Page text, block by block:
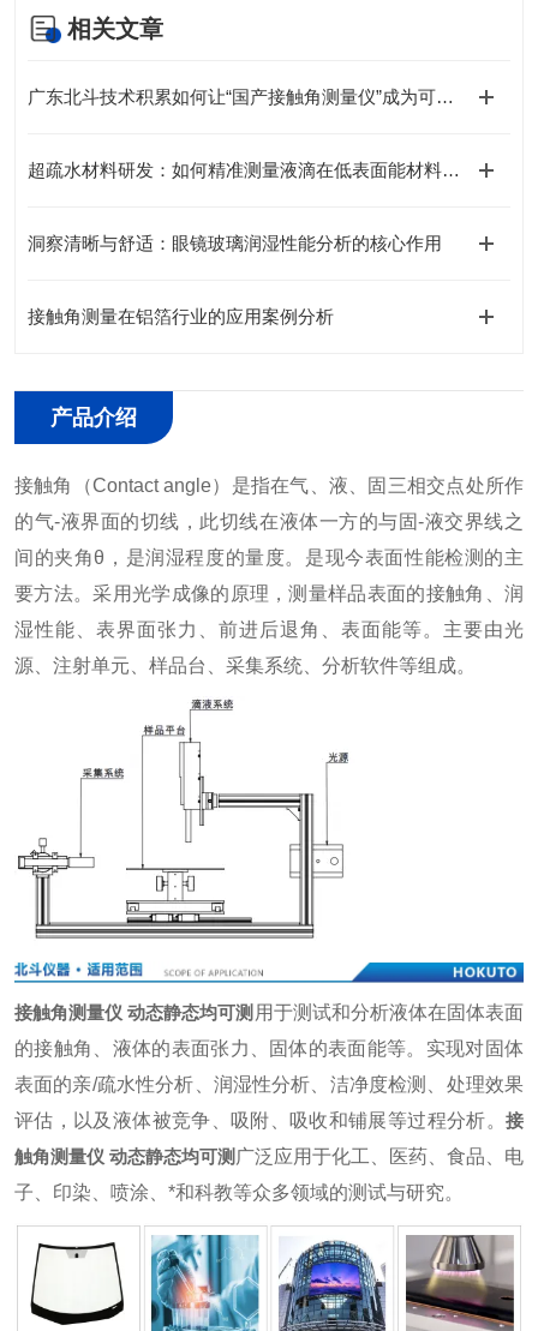
相关文章
广东北斗技术积累如何让“国产接触角测量仪”成为可靠选择
超疏水材料研发：如何精准测量液滴在低表面能材料上的“滚动角”？
洞察清晰与舒适：眼镜玻璃润湿性能分析的核心作用
接触角测量在铝箔行业的应用案例分析
产品介绍
接触角（Contact angle）是指在气、液、固三相交点处所作
的气-液界面的切线，此切线在液体一方的与固-液交界线之
间的夹角θ，是润湿程度的量度。是现今表面性能检测的主
要方法。采用光学成像的原理，测量样品表面的接触角、润
湿性能、表界面张力、前进后退角、表面能等。主要由光
源、注射单元、样品台、采集系统、分析软件等组成。
接触角测量仪 动态静态均可测 用于测试和分析液体在固体表面
的接触角、液体的表面张力、固体的表面能等。实现对固体
表面的亲/疏水性分析、润湿性分析、洁净度检测、处理效果
评估，以及液体被竞争、吸附、吸收和铺展等过程分析。 接
触角测量仪 动态静态均可测 广泛应用于化工、医药、食品、电
子、印染、喷涂、*和科教等众多领域的测试与研究。